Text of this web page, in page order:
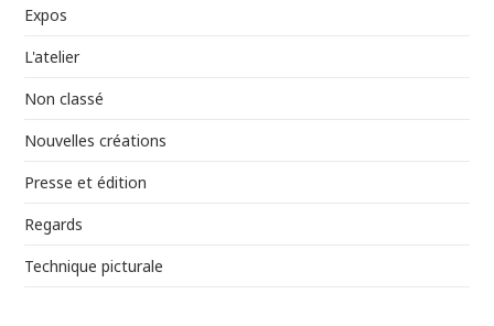
Expos
L'atelier
Non classé
Nouvelles créations
Presse et édition
Regards
Technique picturale